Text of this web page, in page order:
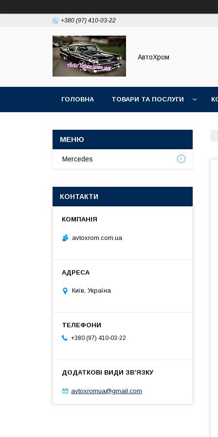
+380 (97) 410-03-22
АвтоХром
ГОЛОВНА ТОВАРИ ТА ПОСЛУГИ
Mercedes
КОНТАКТИ
avtoxrom.com.ua
Київ, Україна
+380 (97) 410-03-22
avtoxromua@gmail.com